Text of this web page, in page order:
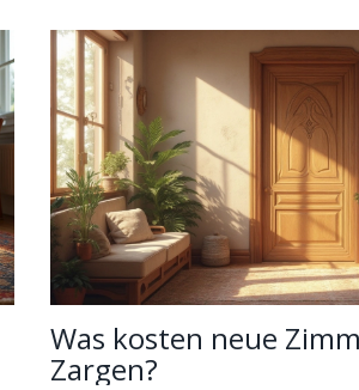
Was kosten neue
Zargen?